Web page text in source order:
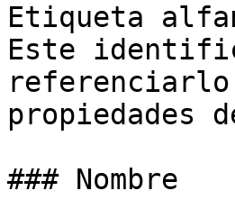
Etiqueta
Este
propiedades
### Nombre